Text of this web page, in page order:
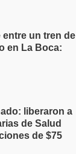
entre un tren de
en La Boca:
liberaron a
de Salud
de $75